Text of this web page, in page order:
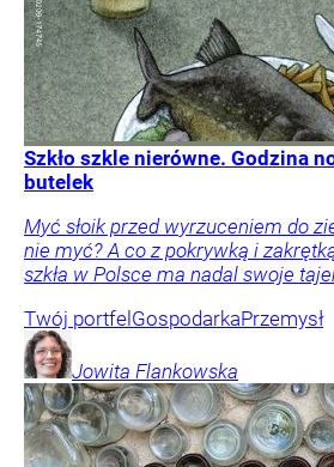
Szkło szkle nierówne. Godzina
butelek
Myć słoik przed wyrzuceniem do
nie myć? A co z pokrywką i
szkła w Polsce ma nadal swoje
Twój portfel GospodarkaPrzemysł
Jowita Flankowska